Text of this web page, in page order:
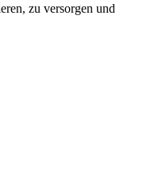
zu versorgen und